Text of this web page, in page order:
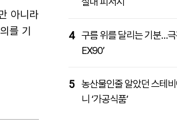
아니라
를 기
4 구름 위를 달리는 기분…극
EX90’
5 농산물인줄 알았던 스테
니 ‘가공식품’